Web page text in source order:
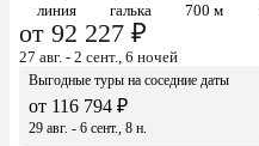
линия галька 700 м
от 92 227 ₽
27 авг. - 2 сент., 6 ночей
Выгодные туры на соседние даты
от 116 794 ₽
29 авг. - 6 сент., 8 н.